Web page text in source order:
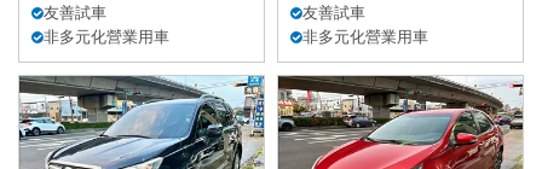
友善試車
非多元化營業用車
友善試車
非多元化營業用車